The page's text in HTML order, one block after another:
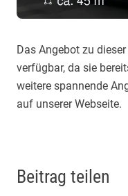
Das Angebot zu
verfügbar, da sie
weitere spannende
auf unserer Webseite.
Beitrag teilen